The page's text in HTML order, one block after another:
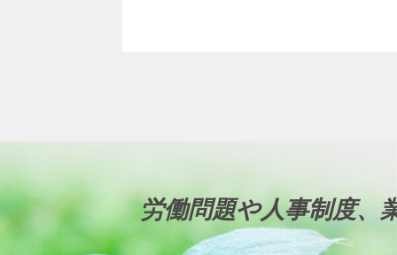
労働問題や人事制度、